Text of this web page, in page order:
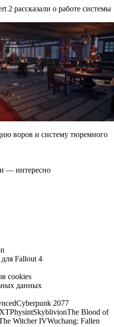
2 рассказали о работе системы
воров и систему тюремного
— интересно
Fallout 4
cookies
данных
Cyberpunk 2077
PhysintSkyblivionThe Blood of
Witcher IVWuchang: Fallen